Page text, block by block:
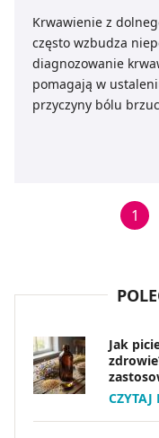
Jak
CZYTAJ
Krwawienie z
często wzbudza
diagnozowanie
pomagają w
przyczyny bólu
1